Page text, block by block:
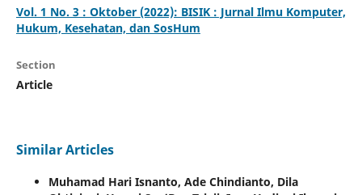
Vol. 1 No. 3 : Oktober (2022): BISIK : Jurnal Ilmu Komputer,
Hukum, Kesehatan, dan SosHum
Section
Article
Similar Articles
Muhamad Hari Isnanto, Ade Chindianto, Dila